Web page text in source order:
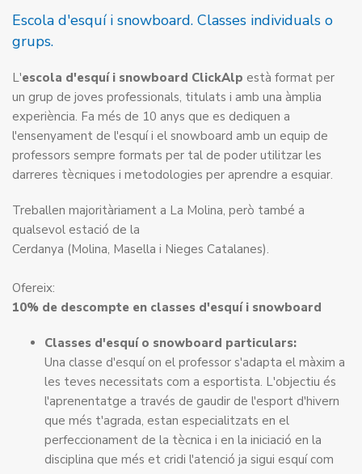
Escola d'esquí i snowboard. Classes individuals o
grups.
L'escola d'esquí i snowboard ClickAlp està format per
un grup de joves professionals, titulats i amb una àmplia
experiència. Fa més de 10 anys que es dediquen a
l'ensenyament de l'esquí i el snowboard amb un equip de
professors sempre formats per tal de poder utilitzar les
darreres tècniques i metodologies per aprendre a esquiar.
Treballen majoritàriament a La Molina, però també a
qualsevol estació de la
Cerdanya (Molina, Masella i Nieges Catalanes).
Ofereix:
10% de descompte en classes d'esquí i snowboard
Classes d'esquí o snowboard particulars:
Una classe d'esquí on el professor s'adapta el màxim a
les teves necessitats com a esportista. L'objectiu és
l'aprenentatge a través de gaudir de l'esport d'hivern
que més t'agrada, estan especialitzats en el
perfeccionament de la tècnica i en la iniciació en la
disciplina que més et cridi l'atenció ja sigui esquí com